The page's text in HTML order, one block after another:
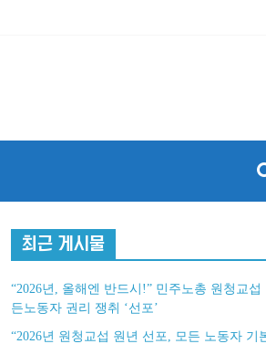
최근 게시물
“2026년, 올해엔 반드시!” 민주노총 원청교섭
든노동자 권리 쟁취 ‘선포’
“2026년 원청교섭 원년 선포, 모든 노동자 기